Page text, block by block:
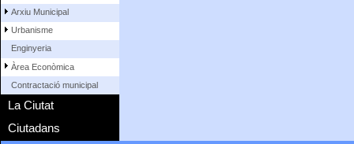
Arxiu Municipal
Urbanisme
Enginyeria
Àrea Econòmica
Contractació municipal
La Ciutat
Ciutadans